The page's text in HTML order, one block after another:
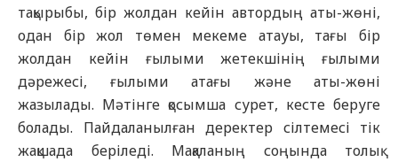
тақырыбы, бір жолдан кейін автордың аты-жөні,
одан бір жол төмен мекеме атауы, тағы бір
жолдан кейін ғылыми жетекшінің ғылыми
дәрежесі, ғылыми атағы және аты-жөні
жазылады. Мәтінге қосымша сурет, кесте беруге
болады. Пайдаланылған деректер сілтемесі тік
жақшада беріледі. Мақаланың соңында толық